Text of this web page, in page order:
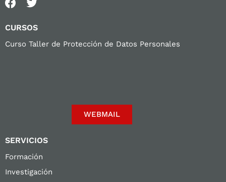
CURSOS
Curso Taller de Protección de Datos Personales
WEBMAIL
SERVICIOS
Formación
Investigación